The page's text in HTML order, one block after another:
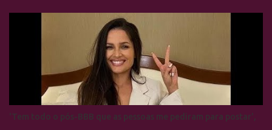
imediata, ou seja, nada fizeram por nenhum participante até
'Tem todo o pós-BBB que as pessoas me pediram para postar',